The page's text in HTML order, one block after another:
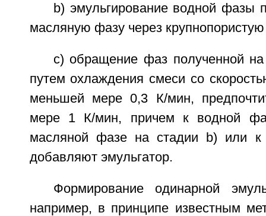
b) эмульгирование водной фазы
масляную фазу через
c) обращение фаз полученной
путем охлаждения смеси со
меньшей мере 0,3 К/мин,
мере 1 К/мин, причем к водной
масляной фазе на стадии b) или
добавляют эмульгатор.
Формирование одинарной
например, в принципе известным